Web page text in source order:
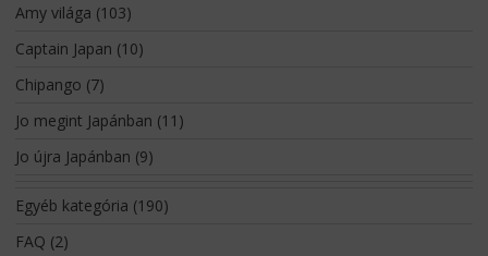
Amy világa (103)
Captain Japan (10)
Chipango (7)
Jo megint Japánban (11)
Jo újra Japánban (9)
Egyéb kategória (190)
FAQ (2)